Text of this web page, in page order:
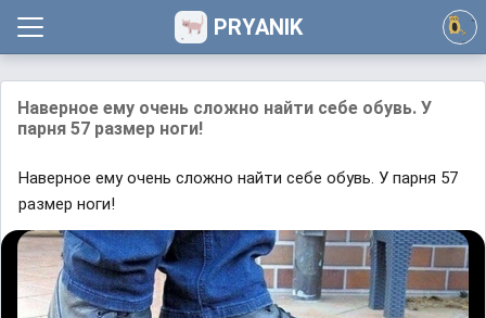
PRYANIK
Наверное ему очень сложно найти себе обувь. У
парня 57 размер ноги!
Наверное ему очень сложно найти себе обувь. У парня 57
размер ноги!